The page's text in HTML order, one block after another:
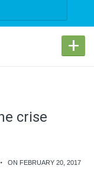
+
crise
ON FEBRUARY 20, 2017